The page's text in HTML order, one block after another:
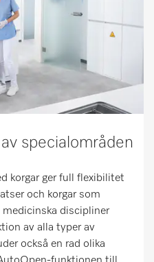
specialområden
korgar ger full flexibilitet
och korgar som
discipliner
av alla typer av
också en rad olika